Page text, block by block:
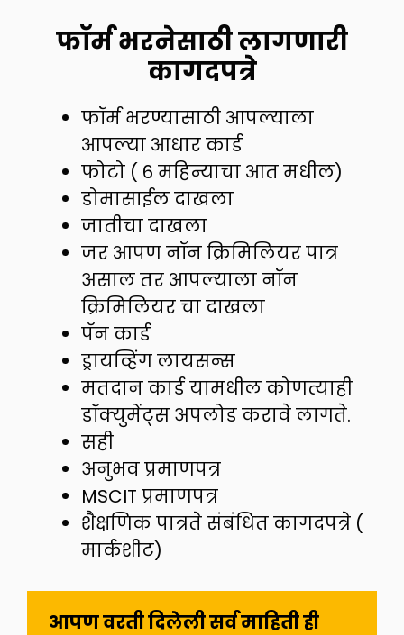
फॉर्म भरनेसाठी लागणारी
कागदपत्रे
फॉर्म भरण्यासाठी आपल्याला
आपल्या आधार कार्ड
फोटो ( 6 महिन्याचा आत मधील)
डोमासाईल दाखला
जातीचा दाखला
जर आपण नॉन क्रिमिलियर पात्र
असाल तर आपल्याला नॉन
क्रिमिलियर चा दाखला
पॅन कार्ड
ड्रायव्हिंग लायसन्स
मतदान कार्ड यामधील कोणत्याही
डॉक्युमेंट्स अपलोड करावे लागते.
सही
अनुभव प्रमाणपत्र
MSCIT प्रमाणपत्र
शैक्षणिक पात्रते संबंधित कागदपत्रे (
मार्कशीट)